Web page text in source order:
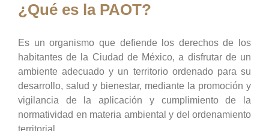
¿Qué es la PAOT?
Es un organismo que defiende los derechos de los
habitantes de la Ciudad de México, a disfrutar de un
ambiente adecuado y un territorio ordenado para su
desarrollo, salud y bienestar, mediante la promoción y
vigilancia de la aplicación y cumplimiento de la
normatividad en materia ambiental y del ordenamiento
territorial.